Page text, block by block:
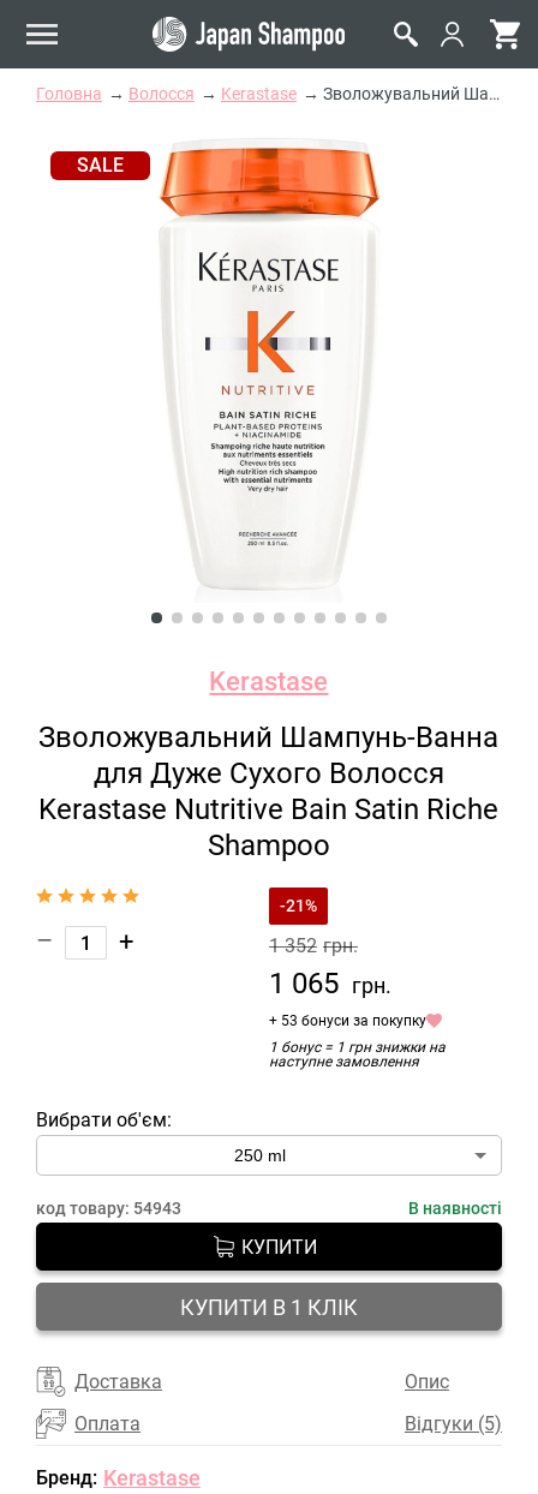
Головна Волосся Kerastase Зволожувальний Шампунь-Ванна для Дуже Сухого Волосся Kerastase Nutritive Bain Satin Riche Shampoo
SALE
Kerastase
Зволожувальний Шампунь-Ванна
для Дуже Сухого Волосся
Kerastase Nutritive Bain Satin Riche
Shampoo
– +
-21%
1 352 грн.
1 065 грн.
+ 53 бонуси за покупку
1 бонус = 1 грн знижки на
наступне замовлення
Вибрати об'єм:
код товару: 54943 В наявності
КУПИТИ
КУПИТИ В 1 КЛІК
Доставка
Оплата
Опис
Відгуки (5)
Бренд: Kerastase